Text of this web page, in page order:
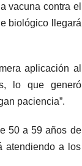
vacuna contra el
biológico llegará
aplicación al
lo que generó
paciencia”.
50 a 59 años de
atendiendo a los